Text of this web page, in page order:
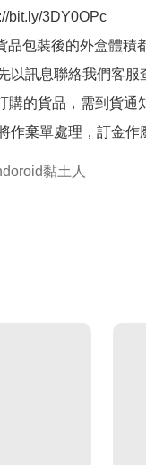
bit.ly/3DY0OPc
品包裝後的外盒體積
以訊息聯絡我們客
購的貨品，需到貨通
作棄單處理，訂金作
黏土人